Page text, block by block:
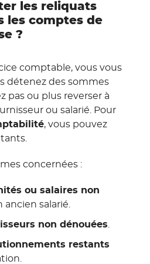
les reliquats
les comptes de
?
comptable, vous vous
détenez des sommes
pas ou plus reverser à
ou salarié. Pour
, vous pouvez
concernées :
ou salaires non
ancien salarié.
non dénouées.
restants